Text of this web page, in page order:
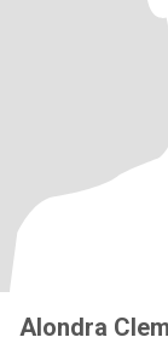
Alondra